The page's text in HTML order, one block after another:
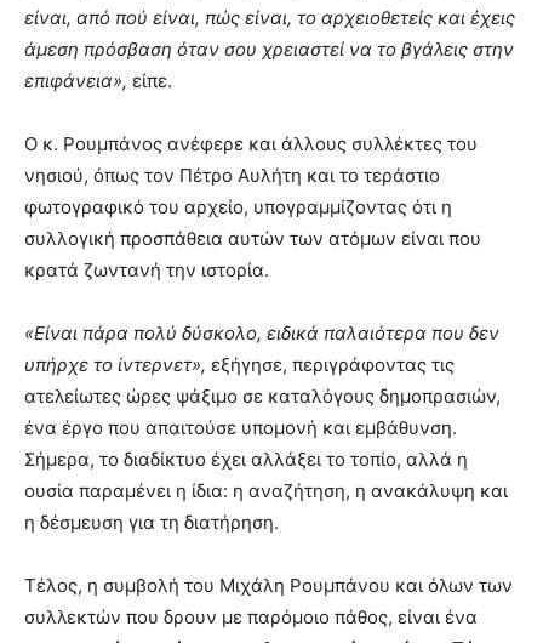
είναι, από πού είναι, πώς είναι, το αρχειοθετείς και έχεις
άμεση πρόσβαση όταν σου χρειαστεί να το βγάλεις στην
επιφάνεια», είπε.
Ο κ. Ρουμπάνος ανέφερε και άλλους συλλέκτες του
νησιού, όπως τον Πέτρο Αυλήτη και το τεράστιο
φωτογραφικό του αρχείο, υπογραμμίζοντας ότι η
συλλογική προσπάθεια αυτών των ατόμων είναι που
κρατά ζωντανή την ιστορία.
«Είναι πάρα πολύ δύσκολο, ειδικά παλαιότερα που δεν
υπήρχε το ίντερνετ», εξήγησε, περιγράφοντας τις
ατελείωτες ώρες ψάξιμο σε καταλόγους δημοπρασιών,
ένα έργο που απαιτούσε υπομονή και εμβάθυνση.
Σήμερα, το διαδίκτυο έχει αλλάξει το τοπίο, αλλά η
ουσία παραμένει η ίδια: η αναζήτηση, η ανακάλυψη και
η δέσμευση για τη διατήρηση.
Τέλος, η συμβολή του Μιχάλη Ρουμπάνου και όλων των
συλλεκτών που δρουν με παρόμοιο πάθος, είναι ένα